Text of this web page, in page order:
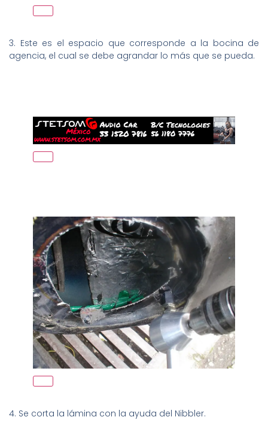
3. Este es el espacio que corresponde a la bocina de
agencia, el cual se debe agrandar lo más que se pueda.
4. Se corta la lámina con la ayuda del Nibbler.